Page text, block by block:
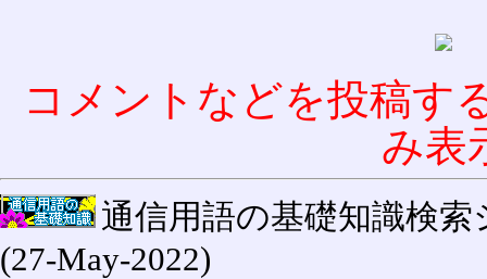
コメントなどを投稿す
み表
通信用語の基礎知識検索
(27-May-2022)